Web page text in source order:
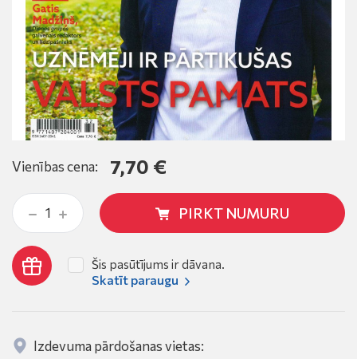
Vienības cena: 7,70 €
PIRKT NUMURU
Šis pasūtījums ir dāvana.
Skatīt paraugu
Izdevuma pārdošanas vietas: